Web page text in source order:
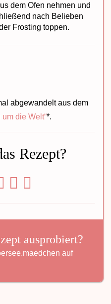
dem Ofen nehmen und
nach Belieben
Frosting toppen.
abgewandelt aus dem
um die Welt“*.
Rezept?
ausprobiert?
auf